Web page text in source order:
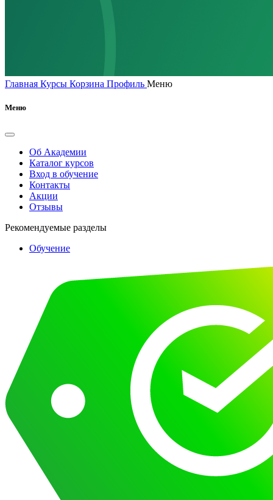
Главная Курсы Корзина Профиль Меню
Меню
Об Академии
Каталог курсов
Вход в обучение
Контакты
Акции
Отзывы
Рекомендуемые разделы
Обучение